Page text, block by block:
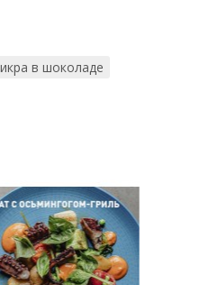
икра в шоколаде